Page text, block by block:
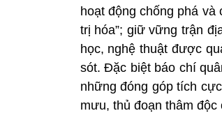
hoạt động chống phá và
trị hóa”; giữ vững trận
học, nghệ thuật được
sót. Đặc biệt báo chí
những đóng góp tích
mưu, thủ đoạn thâm